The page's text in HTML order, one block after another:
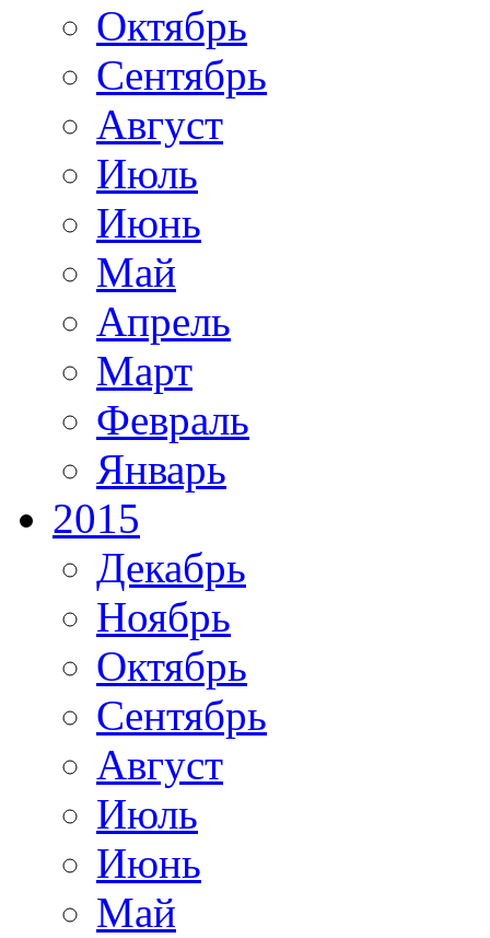
Октябрь
Сентябрь
Август
Июль
Июнь
Май
Апрель
Март
Февраль
Январь
2015
Декабрь
Ноябрь
Октябрь
Сентябрь
Август
Июль
Июнь
Май